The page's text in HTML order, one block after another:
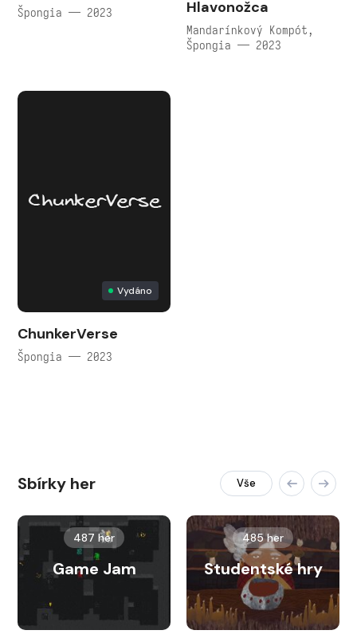
Špongia — 2023 Hlavonožca
Mandarínkový Kompót,
Špongia — 2023
Vydáno
ChunkerVerse
Špongia — 2023
Sbírky her Vše
487 her
Game Jam
485 her
Studentské hry